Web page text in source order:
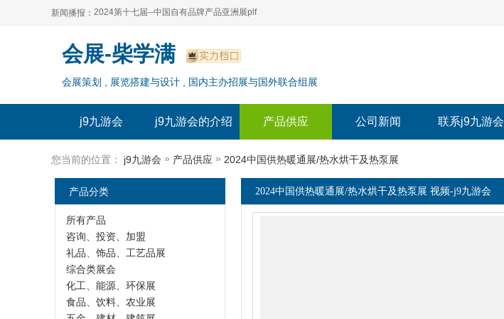
新闻播报：
2024上海自有品牌展--百货展|食品展 零售展|oem展
2024全球自有--品牌产品亚洲展（plf）
2024上海自有品牌展--2024上海oem 贴牌代加工展
2024第十七届--中国自有品牌产品亚洲展plf
2024全球自有--品牌产品亚洲展（plf）
2024年上海--第17届自有品牌展
会展-柴学满
会展策划 , 展览搭建与设计 , 国内主办招展与国外联合组展
j9九游会 j9九游会的介绍 产品供应 公司新闻 联系j9九游会
您当前的位置： j9九游会 » 产品供应 » 2024中国供热暖通展/热水烘干及热泵展
2024中国供热暖通展/热水烘干及热泵展 视频-j9九游会
产品分类
所有产品
咨询、投资、加盟
礼品、饰品、工艺品展
综合类展会
化工、能源、环保展
食品、饮料、农业展